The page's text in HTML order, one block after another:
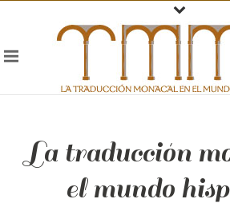
La traducción
el mundo